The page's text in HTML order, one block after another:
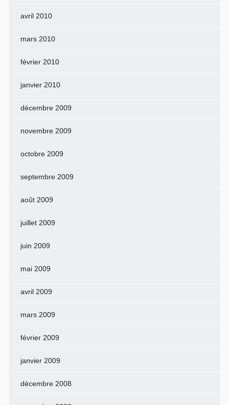
avril 2010
mars 2010
février 2010
janvier 2010
décembre 2009
novembre 2009
octobre 2009
septembre 2009
août 2009
juillet 2009
juin 2009
mai 2009
avril 2009
mars 2009
février 2009
janvier 2009
décembre 2008